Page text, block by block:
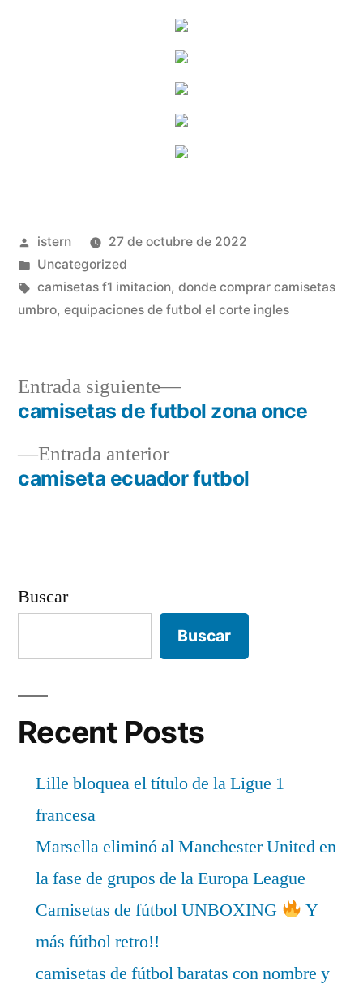
Publicado
por
istern
27 de octubre de 2022
Publicado
en
Uncategorized
Etiquetas:
camisetas f1 imitacion, donde comprar camisetas
umbro, equipaciones de futbol el corte ingles
Navegación
deEntrada anteriorEntrada
anterior:
camiseta ecuador futbol
Entrada siguiente
Entrada
siguiente:
camisetas de futbol zona once
Buscar
Buscar
Recent Posts
Lille bloquea el título de la Ligue 1
francesa
Marsella eliminó al Manchester United en
la fase de grupos de la Europa League
Camisetas de fútbol UNBOXING
Y
más fútbol retro!!
camisetas de fútbol baratas con nombre y